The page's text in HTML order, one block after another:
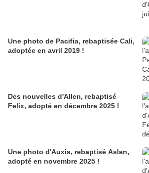
Une photo de Pacifia, rebaptisée Cali,
adoptée en avril 2019 !
Des nouvelles d'Allen, rebaptisé
Felix, adopté en décembre 2025 !
Une photo d'Auxis, rebaptisé Aslan,
adopté en novembre 2025 !